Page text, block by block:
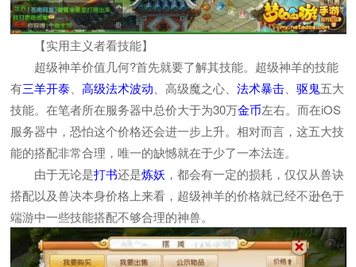
【实用主义者看技能】
超级神羊价值几何?首先就要了解其技能。超级神羊的技能
有三羊开泰、 高级法术波动、高级魔之心、 法术暴击、 驱鬼五大
技能。在笔者所在服务器中总价大于为30万金币左右。而在iOS
服务器中，恐怕这个价格还会进一步上升。相对而言，这五大技
能的搭配非常合理，唯一的缺憾就在于少了一本法连。
由于无论是打书还是炼妖 ，都会有一定的损耗，仅仅从兽诀
搭配以及兽决本身价格上来看，超级神羊的价格就已经不逊色于
端游中一些技能搭配不够合理的神兽。